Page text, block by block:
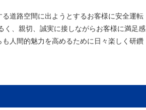
道路空間に出ようとするお客様に安全運転
く、親切、誠実に接しながらお客様に満足感
人間的魅力を高めるために日々楽しく研鑽